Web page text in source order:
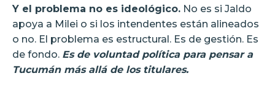
Y el problema no es ideológico. No es si Jaldo
apoya a Milei o si los intendentes están alineados
o no. El problema es estructural. Es de gestión. Es
de fondo. Es de voluntad política para pensar a
Tucumán más allá de los titulares.